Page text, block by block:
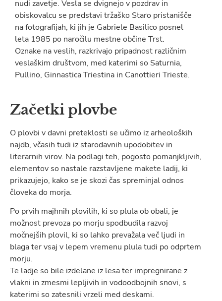
nudi zavetje. Vesla se dvignejo v pozdrav in
obiskovalcu se predstavi tržaško Staro pristanišče
na fotografijah, ki jih je Gabriele Basilico posnel
leta 1985 po naročilu mestne občine Trst.
Oznake na veslih, razkrivajo pripadnost različnim
veslaškim društvom, med katerimi so Saturnia,
Pullino, Ginnastica Triestina in Canottieri Trieste.
Začetki plovbe
O plovbi v davni preteklosti se učimo iz arheoloških
najdb, včasih tudi iz starodavnih upodobitev in
literarnih virov. Na podlagi teh, pogosto pomanjkljivih,
elementov so nastale razstavljene makete ladij, ki
prikazujejo, kako se je skozi čas spreminjal odnos
človeka do morja.
Po prvih majhnih plovilih, ki so plula ob obali, je
možnost prevoza po morju spodbudila razvoj
močnejših plovil, ki so lahko prevažala več ljudi in
blaga ter vsaj v lepem vremenu plula tudi po odprtem
morju.
Te ladje so bile izdelane iz lesa ter impregnirane z
vlakni in zmesmi lepljivih in vodoodbojnih snovi, s
katerimi so zatesnili vrzeli med deskami.